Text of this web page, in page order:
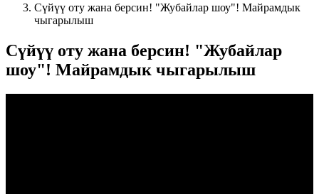
Сүйүү оту жана берсин! "Жубайлар шоу"! Майрамдык
чыгарылыш
Сүйүү оту жана берсин! "Жубайлар
шоу"! Майрамдык чыгарылыш